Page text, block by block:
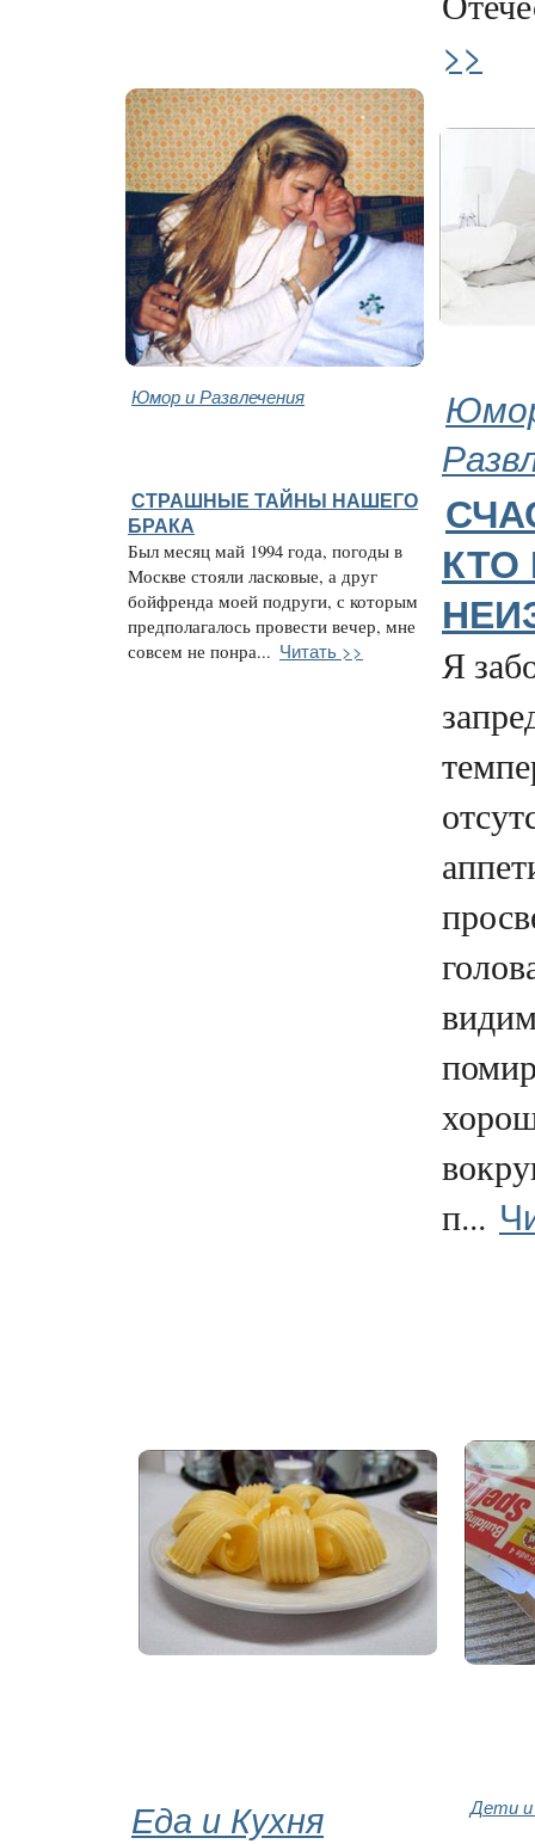
>>
Юмор и Развлечения
СТРАШНЫЕ ТАЙНЫ НАШЕГО
БРАКА
Был месяц май 1994 года, погоды в
Москве стояли ласковые, а друг
бойфренда моей подруги, с которым
предполагалось провести вечер, мне
совсем не понра... Читать >>
КТО
Я
п...
Еда и Кухня Дети и